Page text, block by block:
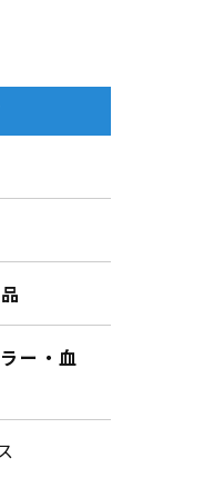
ー・血